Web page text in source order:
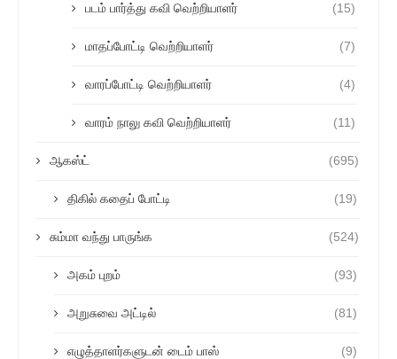
படம் பார்த்து கவி வெற்றியாளர் (15)
மாதப்போட்டி வெற்றியாளர் (7)
வாரப்போட்டி வெற்றியாளர் (4)
வாரம் நாலு கவி வெற்றியாளர் (11)
ஆகஸ்ட் (695)
திகில் கதைப் போட்டி (19)
சும்மா வந்து பாருங்க (524)
அகம் புறம் (93)
அறுசுவை அட்டில் (81)
எழுத்தாளர்களுடன் டைம் பாஸ் (9)